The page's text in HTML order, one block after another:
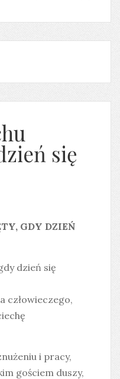
się
GDY DZIEŃ
dzień się
człowieczego,
i pracy,
gościem duszy,